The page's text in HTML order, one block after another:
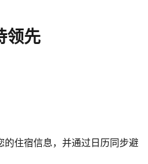
领先
的住宿信息，并通过日历同步避